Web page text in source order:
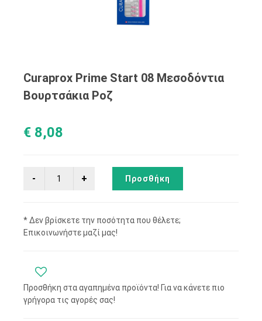
Curaprox Prime Start 08 Μεσοδόντια
Βουρτσάκια Ροζ
€ 8,08
Προσθήκη
* Δεν βρίσκετε την ποσότητα που θέλετε;
Επικοινωνήστε μαζί μας!
Προσθήκη στα αγαπημένα προϊόντα! Για να κάνετε πιο
γρήγορα τις αγορές σας!